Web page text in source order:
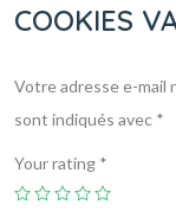
COOKIES
Votre adresse e-mail
sont indiqués avec *
Your rating *